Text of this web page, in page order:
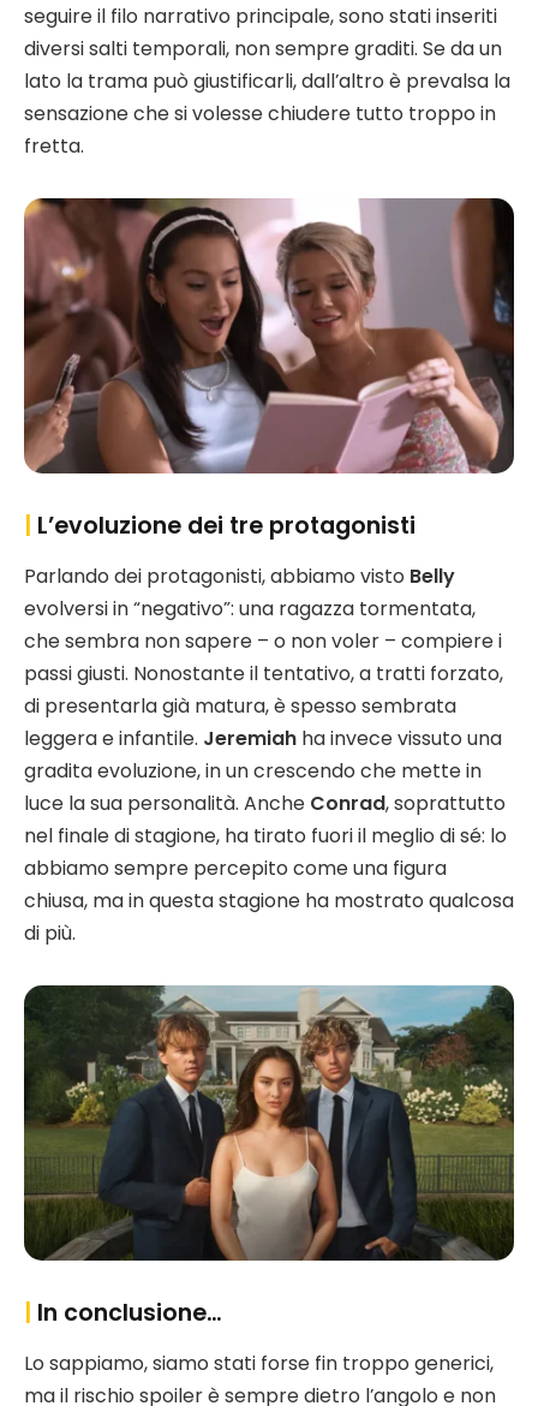
seguire il filo narrativo principale, sono stati inseriti
diversi salti temporali, non sempre graditi. Se da un
lato la trama può giustificarli, dall’altro è prevalsa la
sensazione che si volesse chiudere tutto troppo in
fretta.
| L’evoluzione dei tre protagonisti
Parlando dei protagonisti, abbiamo visto Belly
evolversi in “negativo”: una ragazza tormentata,
che sembra non sapere – o non voler – compiere i
passi giusti. Nonostante il tentativo, a tratti forzato,
di presentarla già matura, è spesso sembrata
leggera e infantile. Jeremiah ha invece vissuto una
gradita evoluzione, in un crescendo che mette in
luce la sua personalità. Anche Conrad, soprattutto
nel finale di stagione, ha tirato fuori il meglio di sé: lo
abbiamo sempre percepito come una figura
chiusa, ma in questa stagione ha mostrato qualcosa
di più.
In conclusione…
Lo sappiamo, siamo stati forse fin troppo generici,
ma il rischio spoiler è sempre dietro l’angolo e non